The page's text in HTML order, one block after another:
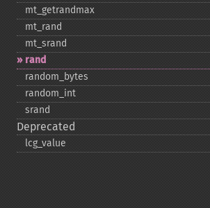
mt_​getrandmax
mt_​rand
mt_​srand
rand
random_​bytes
random_​int
srand
Deprecated
lcg_​value